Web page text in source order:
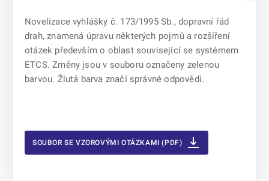
Novelizace vyhlášky č. 173/1995 Sb., dopravní řád
drah, znamená úpravu některých pojmů a rozšíření
otázek především o oblast související se systémem
ETCS. Změny jsou v souboru označeny zelenou
barvou. Žlutá barva značí správné odpovědi.
SOUBOR SE VZOROVÝMI OTÁZKAMI (PDF)